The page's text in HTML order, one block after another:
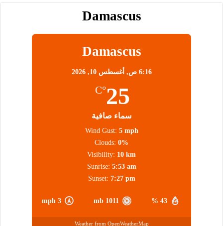
Damascus
Damascus
6:16 ص, أغسطس 10, 2026
25
°C
سماء صافية
43 %
1011 mb
3 mph
Wind Gust: 5 mph
Clouds: 0%
Visibility: 10 km
Sunrise: 5:53 am
Sunset: 7:27 pm
Weather from OpenWeatherMap